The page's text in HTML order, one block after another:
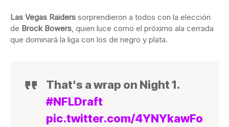
Las Vegas Raiders sorprendieron a todos con la elección
de Brock Bowers , quien luce como el próximo ala cerrada
que dominará la liga con los de negro y plata.
That's a wrap on Night 1.
#NFLDraft
pic.twitter.com/4YNYkawFo